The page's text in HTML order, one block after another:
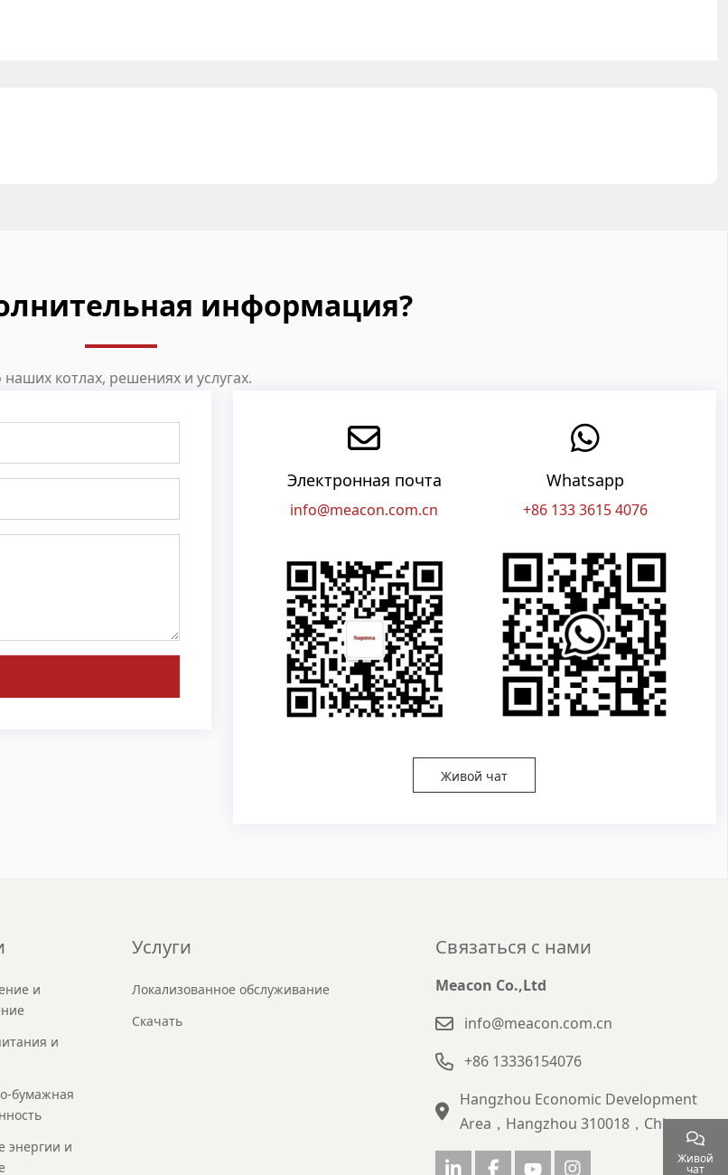
информация?
котлах, решениях и услугах.
Электронная почта
info@meacon.com.cn
Whatsapp
+86 133 3615 4076
Живой чат
и
и
бумажная
энергии и
Услуги
Локализованное обслуживание
Скачать
Связаться с нами
Meacon Co.,Ltd
info@meacon.com.cn
+86 13336154076
Hangzhou Economic Development
Area，Hangzhou 310018，China
Живой
чат